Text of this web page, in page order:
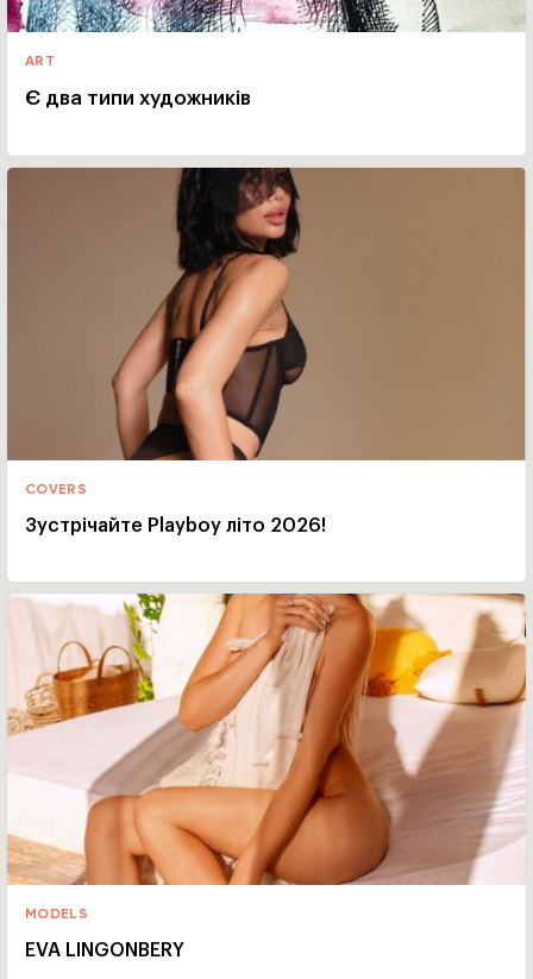
ART
Є два типи художників
COVERS
Зустрічайте Playboy літо 2026!
MODELS
EVA LINGONBERY